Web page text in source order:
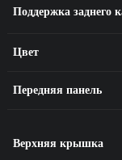
Поддержка заднего
Цвет
Передняя панель
Верхняя крышка